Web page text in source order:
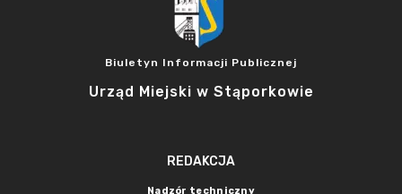
Biuletyn Informacji Publicznej
Urząd Miejski w Stąporkowie
REDAKCJA
Nadzór techniczny